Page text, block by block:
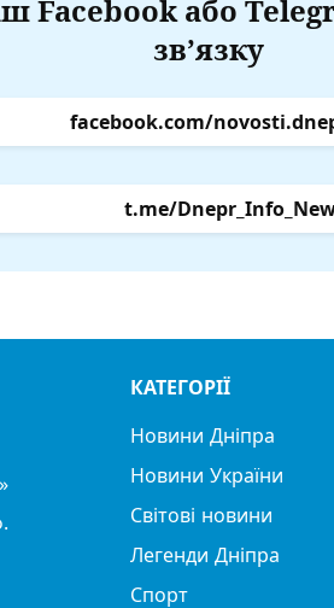
Facebook або
зв’язку
facebook.com/
t.me/
КАТЕГОРІЇ
Новини Дніпра
Новини України
Світові новини
Легенди Дніпра
Спорт